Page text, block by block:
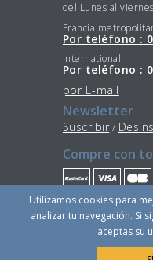
del Lunes al
Francia
Por teléfono :
International
Por teléfono :
por E-mail
Newsletter
Suscribir /
Compre con
Quédese
Utilizamos cookies para
analizar tu navegación. Si
aceptas su